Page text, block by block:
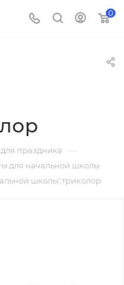
0
праздника —
для начальной школы
школы',триколор